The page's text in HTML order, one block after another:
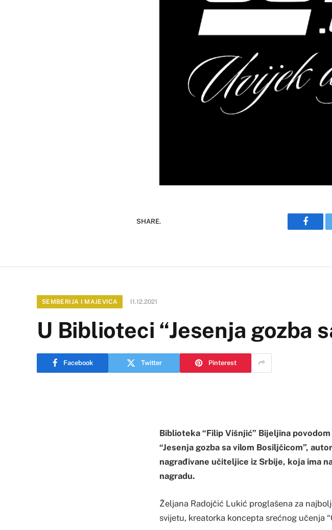
SHARE.
SEMBERIJA I MAJEVICA 11.12.2021
U Biblioteci “Jesenja gozba
Facebook Twitter Pinterest
Biblioteka “Filip Višnjić” Bijeljina
“Jesenja gozba sa vilom Bosiljčicom”,
nagrađivane učiteljice iz Srbije, koja ima
nagradu.
Željana Radojčić Lukić proglašena za
svijetu, kreatorka koncepta srećnog učenja